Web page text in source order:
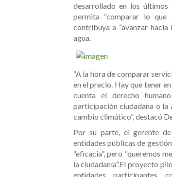
desarrollado en los últimos
permita “comparar lo que
contribuya a “avanzar
agua.
“A la hora de comparar
en el precio. Hay que tener
cuenta el derecho
participación ciudadana o la
cambio climático”, destacó
Por su parte, el gerente
entidades públicas de
“eficacia”, pero “queremos
la ciudadanía”.El proyecto
entidades participantes